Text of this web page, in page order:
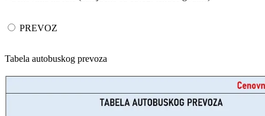
PREVOZ
Tabela autobuskog prevoza